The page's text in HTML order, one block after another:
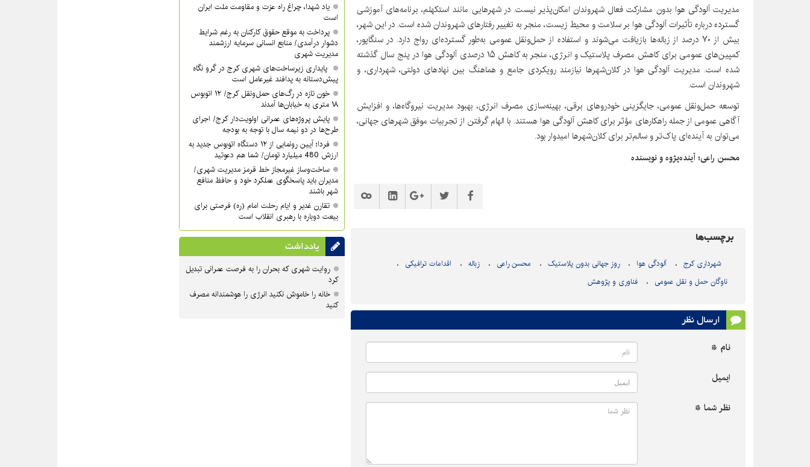
مدیریت آلودگی هوا بدون مشارکت فعال شهروندان امکان‌پذیر نیست. در شهرهایی مانند استکهلم، برنامه‌های آموزشی
گسترده درباره تأثیرات آلودگی هوا بر سلامت و محیط زیست، منجر به تغییر رفتارهای شهروندان شده است. در این شهر،
بیش از ۷۰ درصد از زباله‌ها بازیافت می‌شوند و استفاده از حمل‌ونقل عمومی به‌طور گسترده‌ای رواج دارد. در سنگاپور،
کمپین‌های عمومی برای کاهش مصرف پلاستیک و انرژی، منجر به کاهش ۱۵ درصدی آلودگی هوا در پنج سال گذشته
شده است. مدیریت آلودگی هوا در کلان‌شهرها نیازمند رویکردی جامع و هماهنگ بین نهادهای دولتی، شهرداری، و
شهروندان است.
توسعه حمل‌ونقل عمومی، جایگزینی خودروهای برقی، بهینه‌سازی مصرف انرژی، بهبود مدیریت نیروگاه‌ها، و افزایش
آگاهی عمومی از جمله راهکارهای مؤثر برای کاهش آلودگی هوا هستند. با الهام گرفتن از تجربیات موفق شهرهای جهانی،
می‌توان به آینده‌ای پاک‌تر و سالم‌تر برای کلان‌شهرها امیدوار بود.
محسن راعی؛ آینده‌پژوه و نویسنده
برچسب‌ها
شهرداری کرج آلودگی هوا روز جهانی بدون پلاستیک محسن راعی زباله
اقدامات ترافیکی
ناوگان حمل و نقل عمومی
فناوری و پژوهش
ارسال نظر
نام *
ایمیل
نظر شما *
یاد شهدا، چراغ راه عزت و مقاومت ملت ایران
است
پرداخت به موقع حقوق کارکنان به رغم شرایط
دشوار درآمدی/ منابع انسانی سرمایه ارزشمند
مدیریت شهری
پایداری زیرساخت‌های شهری کرج در گرو نگاه
پیش‌دستانه به پدافند غیرعامل است
خون تازه در رگ‌های حمل‌ونقل کرج/ ۱۲ اتوبوس
۱۸ متری به خیابان‌ها آمدند
پایش پروژه‌های عمرانی اولویت‌دار کرج/ اجرای
طرح‌ها در دو نیمه سال با توجه به بودجه
فردا؛ آیین رونمایی از ۱۲ دستگاه اتوبوس جدید به
ارزش 480 میلیارد تومان/ شما هم دعوتید
ساخت‌وساز غیرمجاز خط قرمز مدیریت شهری‌/
مدیران باید پاسخگوی عملکرد خود و حافظ منافع
شهر باشند
تقارن غدیر و ایام رحلت امام (ره) فرصتی برای
بیعت دوباره با رهبری انقلاب است
یادداشت
روایت شهری که بحران را به فرصت عمرانی تبدیل
کرد
خانه را خاموش نکنید انرژی را هوشمندانه مصرف
کنید